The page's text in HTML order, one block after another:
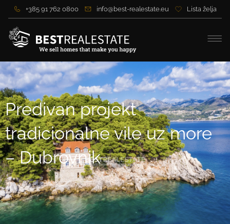
+385 91 762 0800 info@best-realestate.eu Lista želja
Predivan projekt
tradicionalne vile uz more
– Dubrovnik